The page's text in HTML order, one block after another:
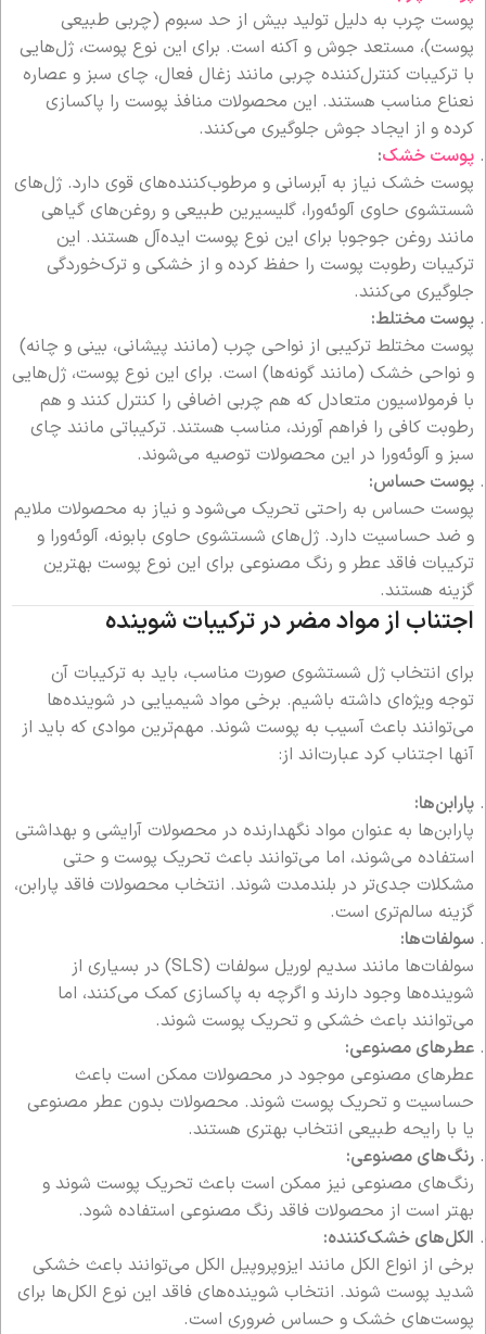
پوست چرب به دلیل تولید بیش از حد سبوم (چربی طبیعی
پوست)، مستعد جوش و آکنه است. برای این نوع پوست، ژل‌هایی
با ترکیبات کنترل‌کننده چربی مانند زغال فعال، چای سبز و عصاره
نعناع مناسب هستند. این محصولات منافذ پوست را پاکسازی
کرده و از ایجاد جوش جلوگیری می‌کنند.
پوست خشک:
پوست خشک نیاز به آبرسانی و مرطوب‌کننده‌های قوی دارد. ژل‌های
شستشوی حاوی آلوئه‌ورا، گلیسیرین طبیعی و روغن‌های گیاهی
مانند روغن جوجوبا برای این نوع پوست ایده‌آل هستند. این
ترکیبات رطوبت پوست را حفظ کرده و از خشکی و ترک‌خوردگی
جلوگیری می‌کنند.
پوست مختلط:
پوست مختلط ترکیبی از نواحی چرب (مانند پیشانی، بینی و چانه)
و نواحی خشک (مانند گونه‌ها) است. برای این نوع پوست، ژل‌هایی
با فرمولاسیون متعادل که هم چربی اضافی را کنترل کنند و هم
رطوبت کافی را فراهم آورند، مناسب هستند. ترکیباتی مانند چای
سبز و آلوئه‌ورا در این محصولات توصیه می‌شوند.
پوست حساس:
پوست حساس به راحتی تحریک می‌شود و نیاز به محصولات ملایم
و ضد حساسیت دارد. ژل‌های شستشوی حاوی بابونه، آلوئه‌ورا و
ترکیبات فاقد عطر و رنگ مصنوعی برای این نوع پوست بهترین
گزینه هستند.
اجتناب از مواد مضر در ترکیبات شوینده
برای انتخاب ژل شستشوی صورت مناسب، باید به ترکیبات آن
توجه ویژه‌ای داشته باشیم. برخی مواد شیمیایی در شوینده‌ها
می‌توانند باعث آسیب به پوست شوند. مهم‌ترین موادی که باید از
آنها اجتناب کرد عبارت‌اند از:
پارابن‌ها:
پارابن‌ها به عنوان مواد نگهدارنده در محصولات آرایشی و بهداشتی
استفاده می‌شوند، اما می‌توانند باعث تحریک پوست و حتی
مشکلات جدی‌تر در بلندمدت شوند. انتخاب محصولات فاقد پارابن،
گزینه سالم‌تری است.
سولفات‌ها:
سولفات‌ها مانند سدیم لوریل سولفات (SLS) در بسیاری از
شوینده‌ها وجود دارند و اگرچه به پاکسازی کمک می‌کنند، اما
می‌توانند باعث خشکی و تحریک پوست شوند.
عطرهای مصنوعی:
عطرهای مصنوعی موجود در محصولات ممکن است باعث
حساسیت و تحریک پوست شوند. محصولات بدون عطر مصنوعی
یا با رایحه طبیعی انتخاب بهتری هستند.
رنگ‌های مصنوعی:
رنگ‌های مصنوعی نیز ممکن است باعث تحریک پوست شوند و
بهتر است از محصولات فاقد رنگ مصنوعی استفاده شود.
الکل‌های خشک‌کننده:
برخی از انواع الکل مانند ایزوپروپیل الکل می‌توانند باعث خشکی
شدید پوست شوند. انتخاب شوینده‌های فاقد این نوع الکل‌ها برای
پوست‌های خشک و حساس ضروری است.